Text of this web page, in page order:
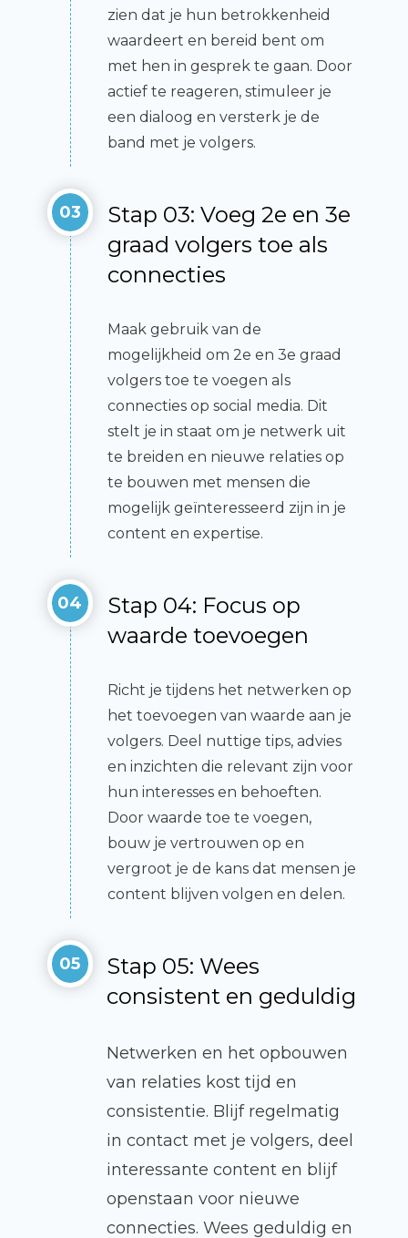
zien dat je hun betrokkenheid
waardeert en bereid bent om
met hen in gesprek te gaan. Door
actief te reageren, stimuleer je
een dialoog en versterk je de
band met je volgers.
03
Stap 03: Voeg 2e en 3e
graad volgers toe als
connecties
Maak gebruik van de
mogelijkheid om 2e en 3e graad
volgers toe te voegen als
connecties op social media. Dit
stelt je in staat om je netwerk uit
te breiden en nieuwe relaties op
te bouwen met mensen die
mogelijk geïnteresseerd zijn in je
content en expertise.
04
Stap 04: Focus op
waarde toevoegen
Richt je tijdens het netwerken op
het toevoegen van waarde aan je
volgers. Deel nuttige tips, advies
en inzichten die relevant zijn voor
hun interesses en behoeften.
Door waarde toe te voegen,
bouw je vertrouwen op en
vergroot je de kans dat mensen je
content blijven volgen en delen.
05
Stap 05: Wees
consistent en geduldig
Netwerken en het opbouwen
van relaties kost tijd en
consistentie. Blijf regelmatig
in contact met je volgers, deel
interessante content en blijf
openstaan voor nieuwe
connecties. Wees geduldig en